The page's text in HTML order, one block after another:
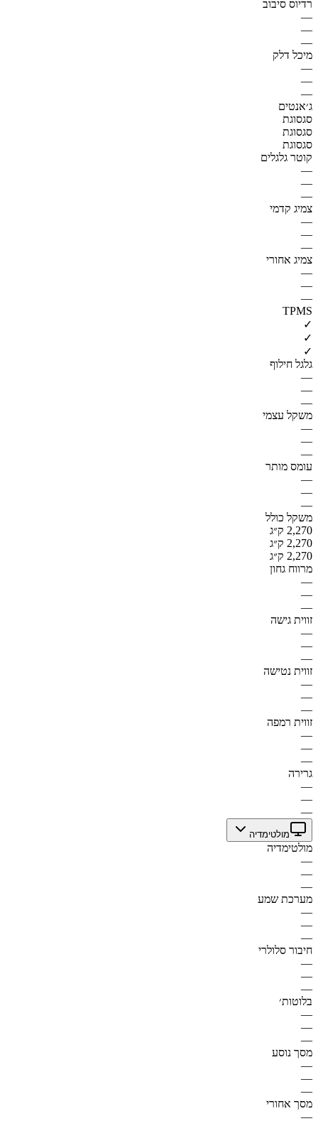
רדיוס סיבוב
—
—
—
מיכל דלק
—
—
—
ג׳אנטים
סגסוגת
סגסוגת
סגסוגת
קוטר גלגלים
—
—
—
צמיג קדמי
—
—
—
צמיג אחורי
—
—
—
TPMS
✓
✓
✓
גלגל חילוף
—
—
—
משקל עצמי
—
—
—
עומס מותר
—
—
—
משקל כולל
2,270 ק״ג
2,270 ק״ג
2,270 ק״ג
מרווח גחון
—
—
—
זווית גישה
—
—
—
זווית נטישה
—
—
—
זווית רמפה
—
—
—
גרירה
—
—
—
מולטימדיה
מולטימדיה
—
—
—
מערכת שמע
—
—
—
חיבור סלולרי
—
—
—
בלוטות׳
—
—
—
מסך נוסע
—
—
—
מסך אחורי
—